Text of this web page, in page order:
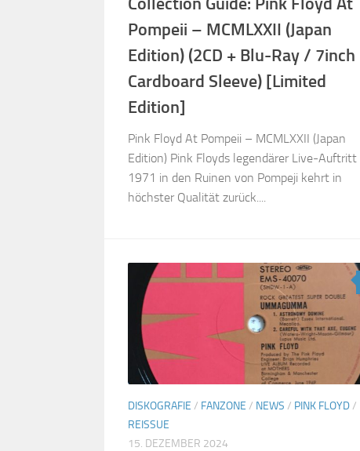
Pompeii – MCMLXXII (Japan
Edition) (2CD + Blu-Ray / 7inch
Cardboard Sleeve) [Limited
Edition]
Pink Floyd At Pompeii – MCMLXXII (Japan
Edition) Pink Floyds legendärer Live-Auftritt
1971 in den Ruinen von Pompeji kehrt in
höchster Qualität zurück....
DISKOGRAFIE / FANZONE / NEWS / PINK FLOYD/
REISSUE
15. DEZEMBER 2024